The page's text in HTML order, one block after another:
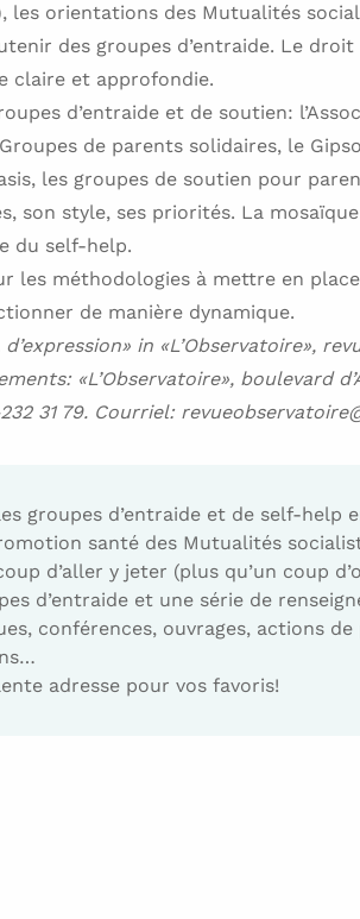
les orientations des Mutualités
des groupes d’entraide. Le droit
claire et approfondie.
d’entraide et de soutien:
de parents solidaires, le
les groupes de soutien pour
son style, ses priorités. La
du self-help.
les méthodologies à mettre en
de manière dynamique.
in «L’Observatoire»,
«L’Observatoire», boulevard
31 79. Courriel:
groupes d’entraide et de self-help
santé des Mutualités
d’aller y jeter (plus qu’un coup
d’entraide et une série de
conférences, ouvrages, actions
adresse pour vos favoris!